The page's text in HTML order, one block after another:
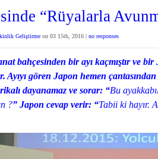
“Rüyalarla
Geliştirme on 03 15th, 2016 | no responses
bahçesinden bir ayı kaçmıştır ve bir
Ayıyı gören Japon hemen çantasından
dayanamaz ve sorar: “Bu
?” Japon cevap verir: “Tabii ki hayır.